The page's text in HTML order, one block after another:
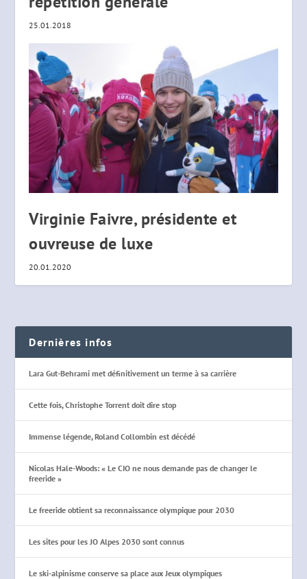
25.01.2018
Virginie Faivre, présidente et
ouvreuse de luxe
20.01.2020
Dernières infos
Lara Gut-Behrami met définitivement un terme à sa carrière
Cette fois, Christophe Torrent doit dire stop
Immense légende, Roland Collombin est décédé
Nicolas Hale-Woods: « Le CIO ne nous demande pas de changer le
freeride »
Le freeride obtient sa reconnaissance olympique pour 2030
Les sites pour les JO Alpes 2030 sont connus
Le ski-alpinisme conserve sa place aux Jeux olympiques